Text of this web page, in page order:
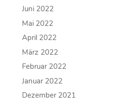
Juni 2022
Mai 2022
April 2022
März 2022
Februar 2022
Januar 2022
Dezember 2021